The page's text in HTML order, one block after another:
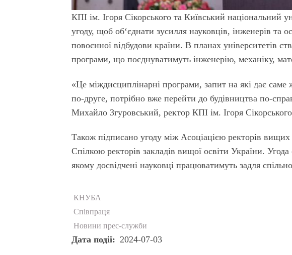
КПІ ім. Ігоря Сікорського та Київський національний
угоду, щоб об‘єднати зусилля науковців, інженерів та
повоєнної відбудови країни. В планах університетів
програми, що поєднуватимуть інженерію, механіку,
«Це міждисциплінарні програми, запит на які дає
по-друге, потрібно вже перейти до будівництва по-
Михайло Згуровський, ректор КПІ ім. Ігоря
Також підписано угоду між Асоціацією ректорів вищих
Спілкою ректорів закладів вищої освіти України.
якому досвідчені науковці працюватимуть задля
КНУБА
Співпраця
Новини прес-служби
Дата події 2024-07-03